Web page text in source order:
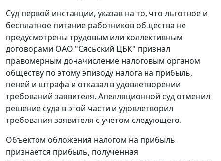
Суд первой инстанции, указав на то, что льготное и
бесплатное питание работников общества не
предусмотрены трудовым или коллективным
договорами ОАО "Сясьский ЦБК" признал
правомерным доначисление налоговым органом
обществу по этому эпизоду налога на прибыль,
пеней и штрафа и отказал в удовлетворении
требований заявителя. Апелляционной суд отменил
решение суда в этой части и удовлетворил
требования заявителя с учетом следующего.
Объектом обложения налогом на прибыль
признается прибыль, полученная